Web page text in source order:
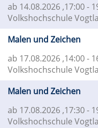
ab 14.08.2026 ,17:00 -
Volkshochschule
Malen und Zeichen
ab 17.08.2026 ,14:00 -
Volkshochschule
Malen und Zeichen
ab 17.08.2026 ,17:30 -
Volkshochschule